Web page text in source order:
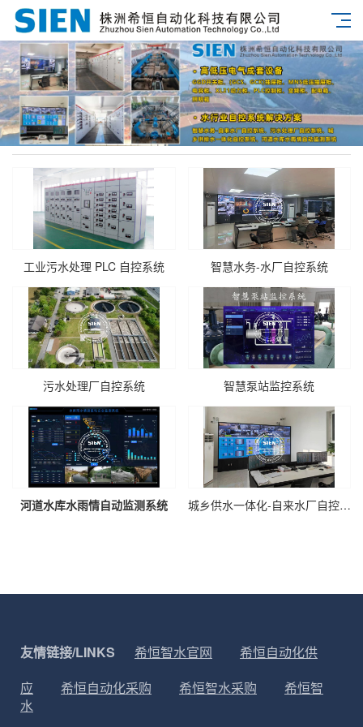
工业污水处理 PLC 自控系统 智慧水务-水厂自控系统
污水处理厂自控系统 智慧泵站监控系统
河道水库水雨情自动监测系统 城乡供水一体化-自来水厂自控系统
友情链接/LINKS 希恒智水官网
希恒自动化供
应
希恒自动化采购 希恒智水采购
希恒智
水